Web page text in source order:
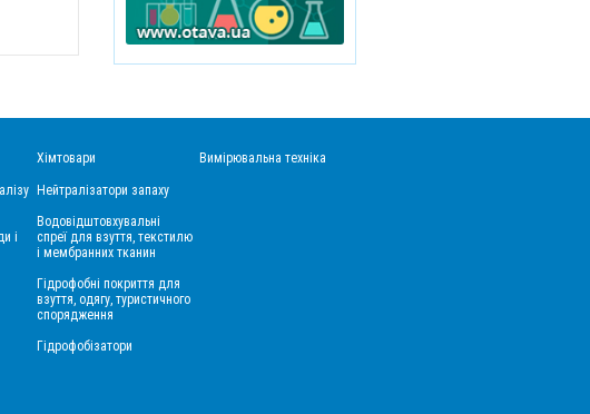
і
Хімтовари
Нейтралізатори запаху
Водовідштовхувальні
спреї для взуття, текстилю
і мембранних тканин
Гідрофобні покриття для
взуття, одягу, туристичного
спорядження
Гідрофобізатори
Вимірювальна техніка